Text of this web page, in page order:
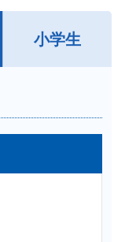
小学生
教(ICU)